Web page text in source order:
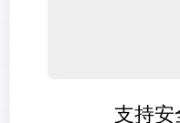
支持